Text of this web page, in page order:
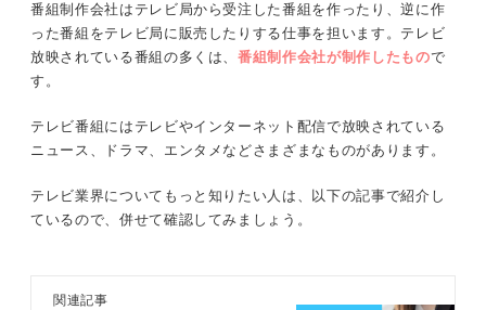
番組制作会社はテレビ局から受注した番組を作ったり、逆に作
った番組をテレビ局に販売したりする仕事を担います。テレビ
放映されている番組の多くは、番組制作会社が制作したもので
す。
テレビ番組にはテレビやインターネット配信で放映されている
ニュース、ドラマ、エンタメなどさまざまなものがあります。
テレビ業界についてもっと知りたい人は、以下の記事で紹介し
ているので、併せて確認してみましょう。
関連記事